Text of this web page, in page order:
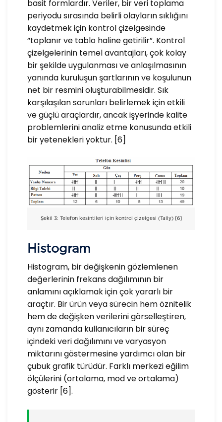
basit formlardır. Veriler, bir veri toplama
periyodu sırasında belirli olayların sıklığını
kaydetmek için kontrol çizelgesinde
“toplanır ve tablo haline getirilir”. Kontrol
çizelgelerinin temel avantajları, çok kolay
bir şekilde uygulanması ve anlaşılmasının
yanında kuruluşun şartlarının ve koşulunun
net bir resmini oluşturabilmesidir. Sık
karşılaşılan sorunları belirlemek için etkili
ve güçlü araçlardır, ancak işyerinde kalite
problemlerini analiz etme konusunda etkili
bir yetenekleri yoktur. [6]
Şekil 3: Telefon kesintileri için kontrol çizelgesi (Tally) [6]
Histogram
Histogram, bir değişkenin gözlemlenen
değerlerinin frekans dağılımının bir
anlamını açıklamak için çok yararlı bir
araçtır. Bir ürün veya sürecin hem öznitelik
hem de değişken verilerini görselleştiren,
aynı zamanda kullanıcıların bir süreç
içindeki veri dağılımını ve varyasyon
miktarını göstermesine yardımcı olan bir
çubuk grafik türüdür. Farklı merkezi eğilim
ölçülerini (ortalama, mod ve ortalama)
gösterir [6].